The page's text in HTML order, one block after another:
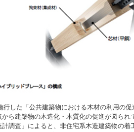
した「公共建築物における木材の利用の促
ら建築物の木造化・木質化の促進が図られ
調査」によると、非住宅系木造建築物の着